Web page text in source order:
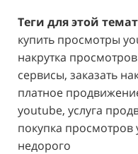
Теги для этой
купить просмотры
накрутка
сервисы, заказать
платное
youtube, услуга
покупка просмотров
недорого